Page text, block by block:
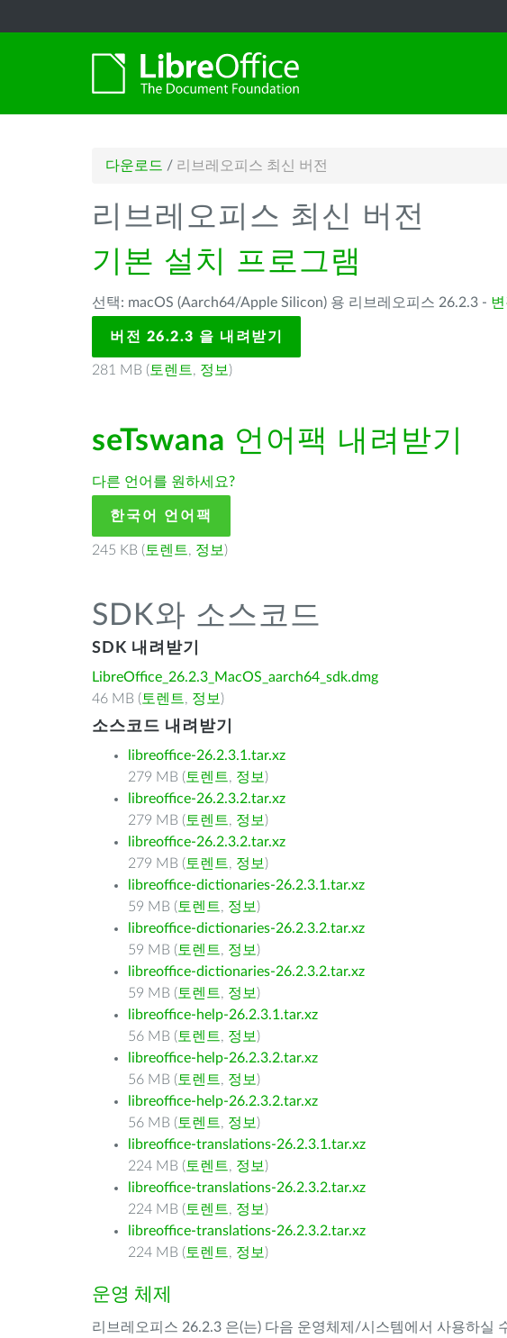
다운로드 / 리브레오피스 최신 버전
리브레오피스 최신 버전
기본 설치 프로그램
선택: macOS (Aarch64/Apple Silicon) 용 리브레오피스 26.2.3 -
버전 26.2.3 을 내려받기
281 MB ( 토렌트, 정보 )
seTswana 언어팩 내려받기
다른 언어를 원하세요?
한국어 언어팩
245 KB ( 토렌트, 정보 )
SDK와 소스코드
SDK 내려받기
LibreOffice_26.2.3_MacOS_aarch64_sdk.dmg
46 MB ( 토렌트, 정보 )
소스코드 내려받기
libreoffice-26.2.3.1.tar.xz
279 MB ( 토렌트, 정보 )
libreoffice-26.2.3.2.tar.xz
279 MB ( 토렌트, 정보 )
libreoffice-26.2.3.2.tar.xz
279 MB ( 토렌트, 정보 )
libreoffice-dictionaries-26.2.3.1.tar.xz
59 MB ( 토렌트, 정보 )
libreoffice-dictionaries-26.2.3.2.tar.xz
59 MB ( 토렌트, 정보 )
libreoffice-dictionaries-26.2.3.2.tar.xz
59 MB ( 토렌트, 정보 )
libreoffice-help-26.2.3.1.tar.xz
56 MB ( 토렌트, 정보 )
libreoffice-help-26.2.3.2.tar.xz
56 MB ( 토렌트, 정보 )
libreoffice-help-26.2.3.2.tar.xz
56 MB ( 토렌트, 정보 )
libreoffice-translations-26.2.3.1.tar.xz
224 MB ( 토렌트, 정보 )
libreoffice-translations-26.2.3.2.tar.xz
224 MB ( 토렌트, 정보 )
libreoffice-translations-26.2.3.2.tar.xz
224 MB ( 토렌트, 정보 )
운영 체제
리브레오피스 26.2.3 은(는) 다음 운영체제/시스템에서 사용하실